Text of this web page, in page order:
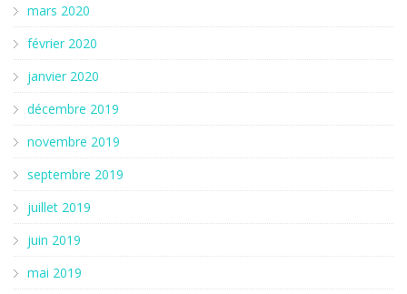
mars 2020
février 2020
janvier 2020
décembre 2019
novembre 2019
septembre 2019
juillet 2019
juin 2019
mai 2019